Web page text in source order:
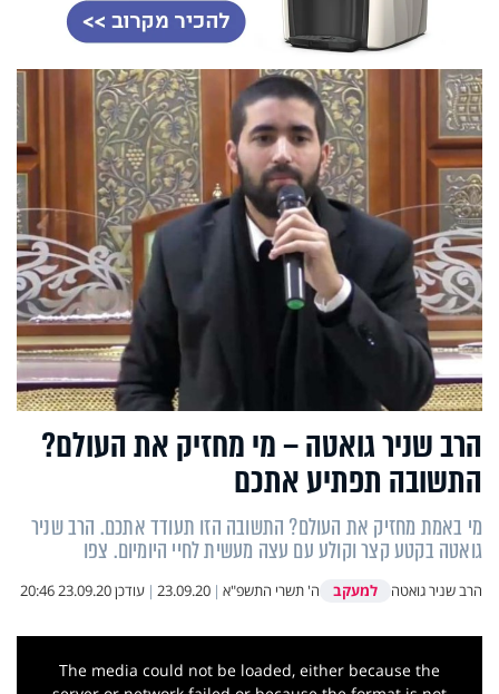
הרב שניר גואטה – מי מחזיק את העולם?
התשובה תפתיע אתכם
מי באמת מחזיק את העולם? התשובה הזו תעודד אתכם. הרב שניר
גואטה בקטע קצר וקולע עם עצה מעשית לחיי היומיום. צפו
הרב שניר גואטה למעקב ה' תשרי התשפ"א |
23.09.20
| עודכן23.09.20 20:46
This
The media could not be loaded, either because the